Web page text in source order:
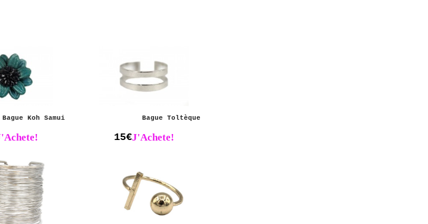
Bague Koh Samui Bague Toltèque
15€J'Achete!